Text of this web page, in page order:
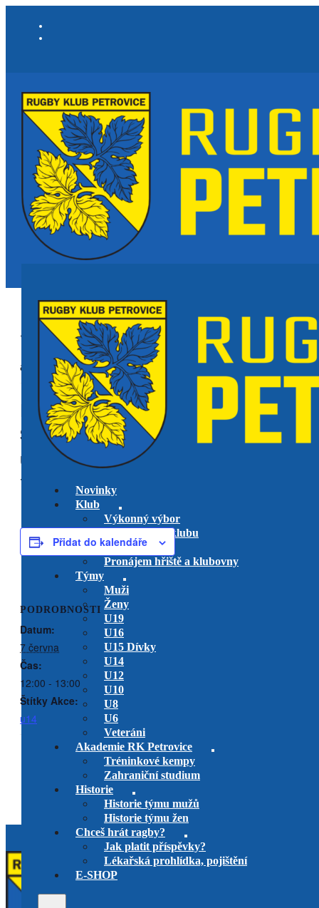
Novinky
Klub
Výkonný výbor
Management klubu
Hlavní trenéři
Pronájem hřiště a klubovny
Týmy
Muži
Ženy
U19
U16
U15 Dívky
U14
U12
U10
U8
U6
Veteráni
Akademie RK Petrovice
Tréninkové kempy
Zahraniční studium
Historie
Historie týmu mužů
Historie týmu žen
Chceš hrát ragby?
Jak platit příspěvky?
Lékařská prohlídka, pojištění
E-SHOP
« Všechny Akce
akce již proběhla.
RK Petrovice vs. RC Tatra
Smíchov B
utkání play-off
7 června @ 12:00
Přidat do kalendáře
PODROBNOSTI
Datum:
7 června
Čas:
12:00 - 13:00
Štítky Akce:
u14
RC Mountfield Říčany vs. RK Petrovice
utkání play-offU19